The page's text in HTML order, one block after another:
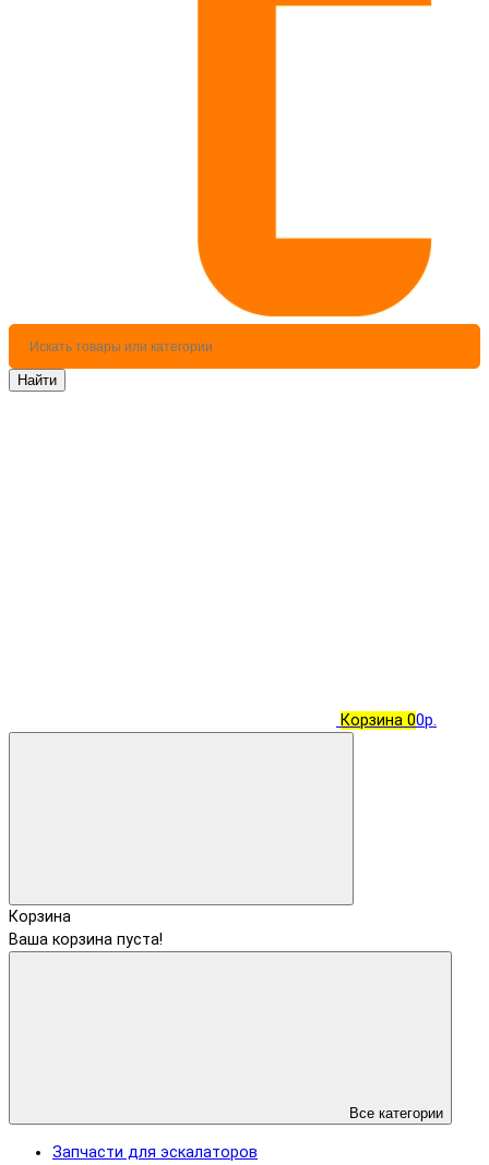
Найти
Корзина 00р.
Корзина
Ваша корзина пуста!
Все категории
Запчасти для эскалаторов